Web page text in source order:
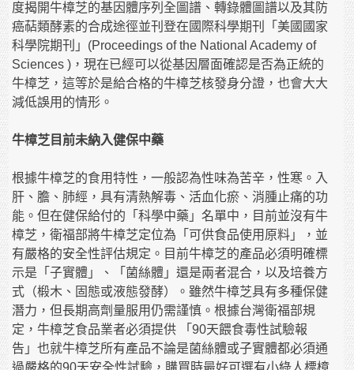
度揭開牛樟芝的基因體序列全圖譜、轉錄體圖譜以及其防
癌萜類酵素的合成途徑並刊登在國際科學期刊「美國國家
科學院期刊」(Proceedings of the National Academy of
Sciences )，現在已經可以從基因層面確認是否為正統的
牛樟芝，這等於是給合格的牛樟芝核發身分證，也會大大
減低誤用的情形。
牛樟芝目前未納入健保中藥
根據牛樟芝的食用特性，一般認為性味為苦辛，性寒。入
肝、膽、肺經，具有清熱解毒、活血化瘀、消腫止痛的功
能。但在健保給付的「科學中藥」名單中，目前並沒有牛
樟芝，衛福部將牛樟芝定位為「可供食品使用原料」，並
有嚴格的安全性評估規定。目前牛樟芝的產品必須明確標
示是「子實體」、「菌絲體」還是兩者混合，以及培養方
式（椴木、固態或液態發酵）。雖然牛樟芝具有多種保健
潛力，但長期高劑量服用仍需謹慎。根據台灣衛福部規
定，牛樟芝食品業者必須提供 「90天餵食毒性試驗報
告」也就牛樟芝所有產品不論是菌絲體或子實體都必須通